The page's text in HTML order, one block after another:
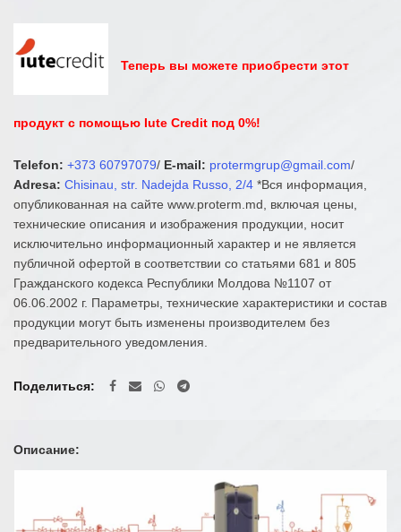
Теперь вы можете приобрести этот
продукт с помощью Iute Credit под 0%!
Telefon: +373 60797079/ E-mail: protermgrup@gmail.com/
Adresa: Chisinau, str. Nadejda Russo, 2/4 *Вся информация,
опубликованная на сайте www.proterm.md, включая цены,
технические описания и изображения продукции, носит
исключительно информационный характер и не является
публичной офертой в соответствии со статьями 681 и 805
Гражданского кодекса Республики Молдова №1107 от
06.06.2002 г. Параметры, технические характеристики и состав
продукции могут быть изменены производителем без
предварительного уведомления.
Поделиться
Описание: